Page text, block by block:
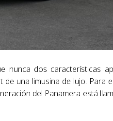
nunca dos características
una limusina de lujo. Para
del Panamera está